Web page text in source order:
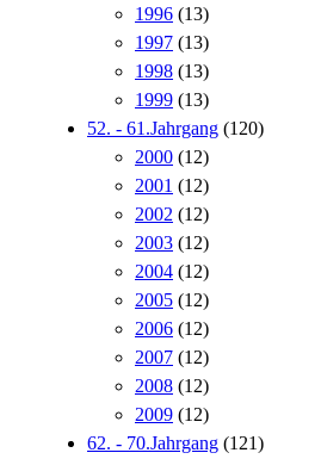
1996 (13)
1997 (13)
1998 (13)
1999 (13)
52. - 61.Jahrgang (120)
2000 (12)
2001 (12)
2002 (12)
2003 (12)
2004 (12)
2005 (12)
2006 (12)
2007 (12)
2008 (12)
2009 (12)
62. - 70.Jahrgang (121)